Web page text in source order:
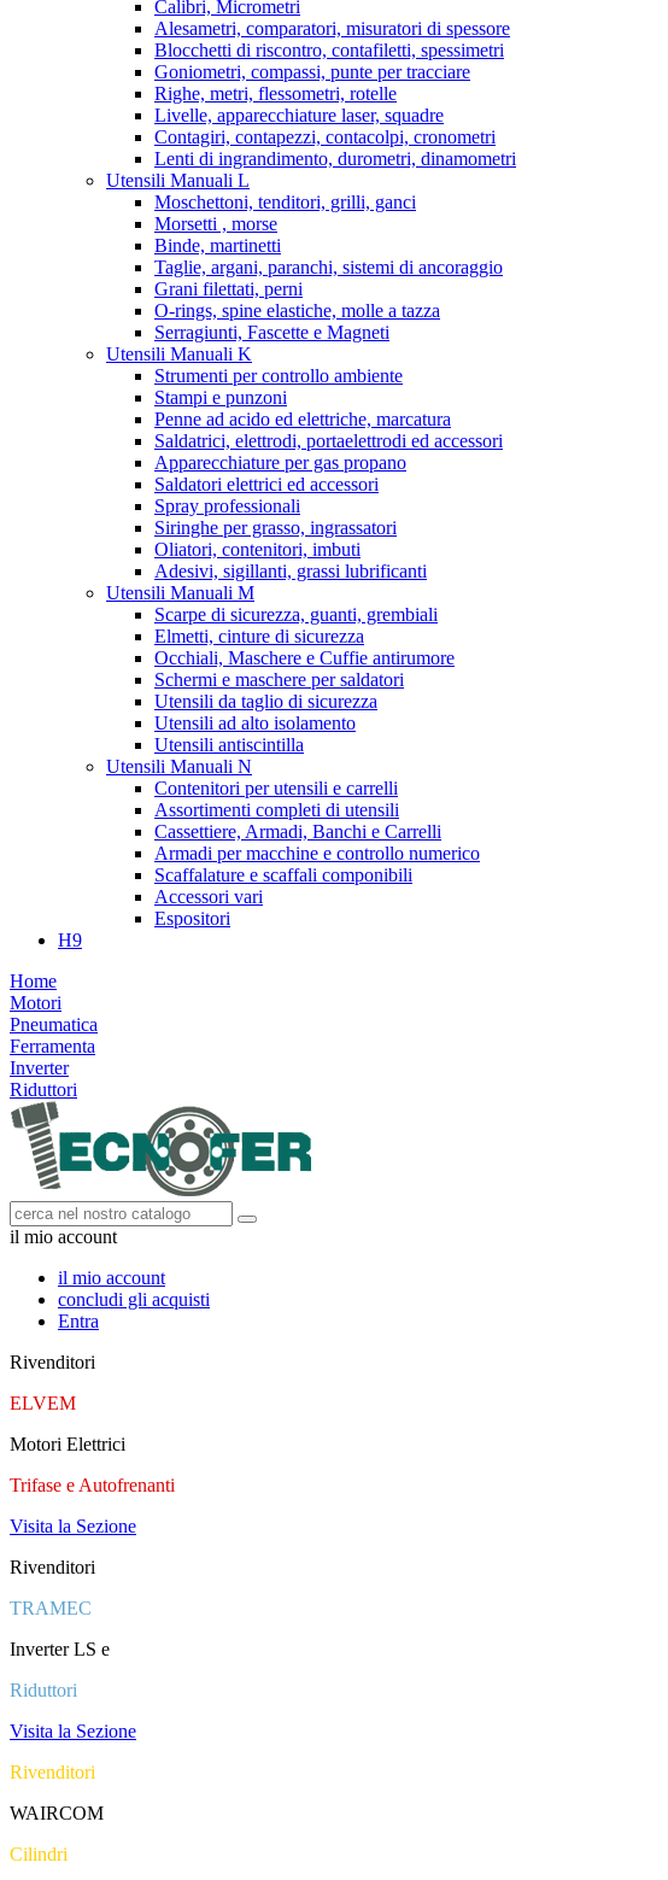
Calibri, Micrometri
Alesametri, comparatori, misuratori di spessore
Blocchetti di riscontro, contafiletti, spessimetri
Goniometri, compassi, punte per tracciare
Righe, metri, flessometri, rotelle
Livelle, apparecchiature laser, squadre
Contagiri, contapezzi, contacolpi, cronometri
Lenti di ingrandimento, durometri, dinamometri
Utensili Manuali L
Moschettoni, tenditori, grilli, ganci
Morsetti , morse
Binde, martinetti
Taglie, argani, paranchi, sistemi di ancoraggio
Grani filettati, perni
O-rings, spine elastiche, molle a tazza
Serragiunti, Fascette e Magneti
Utensili Manuali K
Strumenti per controllo ambiente
Stampi e punzoni
Penne ad acido ed elettriche, marcatura
Saldatrici, elettrodi, portaelettrodi ed accessori
Apparecchiature per gas propano
Saldatori elettrici ed accessori
Spray professionali
Siringhe per grasso, ingrassatori
Oliatori, contenitori, imbuti
Adesivi, sigillanti, grassi lubrificanti
Utensili Manuali M
Scarpe di sicurezza, guanti, grembiali
Elmetti, cinture di sicurezza
Occhiali, Maschere e Cuffie antirumore
Schermi e maschere per saldatori
Utensili da taglio di sicurezza
Utensili ad alto isolamento
Utensili antiscintilla
Utensili Manuali N
Contenitori per utensili e carrelli
Assortimenti completi di utensili
Cassettiere, Armadi, Banchi e Carrelli
Armadi per macchine e controllo numerico
Scaffalature e scaffali componibili
Accessori vari
Espositori
H9
Home
Motori
Pneumatica
Ferramenta
Inverter
Riduttori
il mio account
il mio account
concludi gli acquisti
Entra
Rivenditori
ELVEM
Motori Elettrici
Trifase e Autofrenanti
Visita la Sezione
Rivenditori
TRAMEC
Inverter LS e
Riduttori
Visita la Sezione
Rivenditori
WAIRCOM
Cilindri